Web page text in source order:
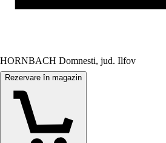
HORNBACH Domnesti, jud. Ilfov
Rezervare în magazin